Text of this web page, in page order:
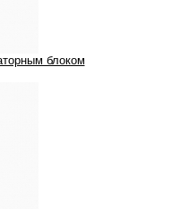
блоком